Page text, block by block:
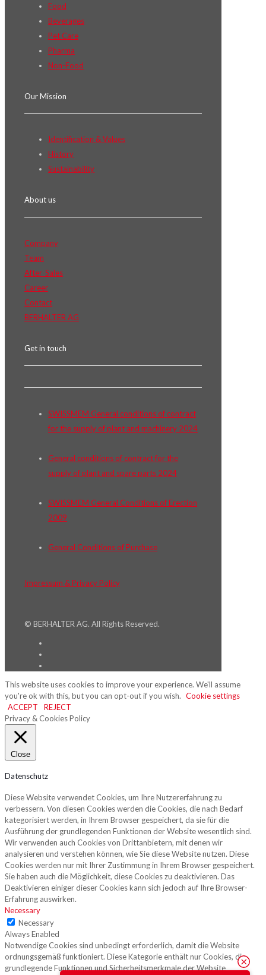
Food
Beverages
Pet Care
Pharma
Non-Food
Our Mission
Identification & Values
History
Sustainability
About us
Company
Team
After-Sales
Career
Contact
BERHALTER AG
Get in touch
SWISSMEM General conditions of contract
for the supply of plant and machinery 2024
General conditions of contract for the
supply of plant and spare parts 2024
SWISSMEM General Conditions of Erection
2009
General Conditions of Purchase
Impressum & Privacy Policy
© BERHALTER AG. All Rights Reserved.
This website uses cookies to improve your experience. We'll assume
you're ok with this, but you can opt-out if you wish. Cookie settings
ACCEPT
REJECT
Privacy & Cookies Policy
Close
Datenschutz
Diese Website verwendet Cookies, um Ihre Nutzererfahrung zu
verbessern. Von diesen Cookies werden die Cookies, die nach Bedarf
kategorisiert werden, in Ihrem Browser gespeichert, da sie für die
Ausführung der grundlegenden Funktionen der Website wesentlich sind.
Wir verwenden auch Cookies von Drittanbietern, mit denen wir
analysieren und verstehen können, wie Sie diese Website nutzen. Diese
Cookies werden nur mit Ihrer Zustimmung in Ihrem Browser gespeichert.
Sie haben auch die Möglichkeit, diese Cookies zu deaktivieren. Das
Deaktivieren einiger dieser Cookies kann sich jedoch auf Ihre Browser-
Erfahrung auswirken.
Necessary
Necessary
Always Enabled
Notwendige Cookies sind unbedingt erforderlich, damit die Website
ordnungsgemäß funktioniert. Diese Kategorie enthält nur Cookies, die
grundlegende Funktionen und Sicherheitsmerkmale der Website